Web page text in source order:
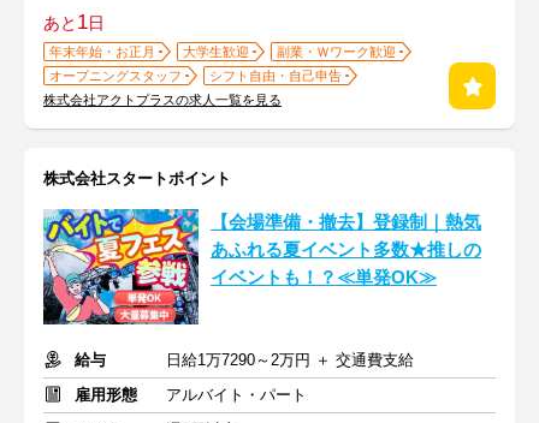
あと 1日
年末年始・お正月 大学生歓迎
副業・Ｗワーク歓迎
オープニングスタッフ
シフト自由・自己申告
株式会社アクトプラスの求人一覧を見る
株式会社スタートポイント
【会場準備・撤去】登録制｜熱気
あふれる夏イベント多数★推しの
イベントも！？≪単発OK≫
給与
日給1万7290～2万円 ＋ 交通費支給
雇用形態
アルバイト・パート